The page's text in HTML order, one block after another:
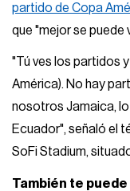
partido de Copa
que "mejor se puede
"Tú ves los partidos
América). No hay
nosotros Jamaica,
Ecuador", señaló el
SoFi Stadium,
También te